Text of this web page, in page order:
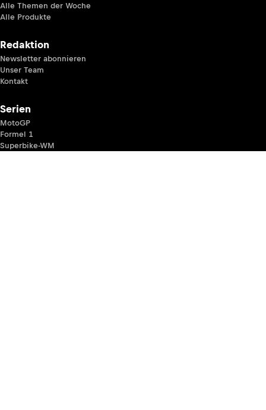
Alle Themen der Woche
Alle Produkte
Redaktion
Newsletter abonnieren
Unser Team
Kontakt
Serien
MotoGP
Formel 1
Superbike-WM